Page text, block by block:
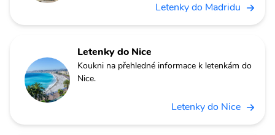
Letenky do Madridu
Letenky do Nice
Koukni na přehledné informace k letenkám do
Nice.
Letenky do Nice